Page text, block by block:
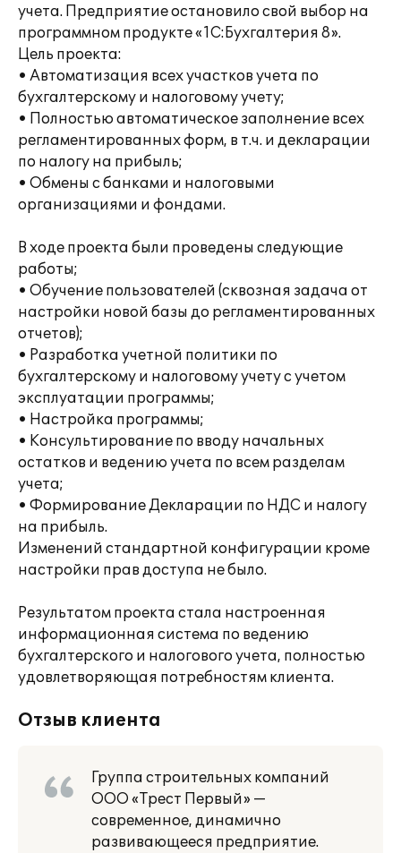
учета. Предприятие остановило свой выбор на
программном продукте «1C:Бухгалтерия 8».
Цель проекта:
• Автоматизация всех участков учета по
бухгалтерскому и налоговому учету;
• Полностью автоматическое заполнение всех
регламентированных форм, в т.ч. и декларации
по налогу на прибыль;
• Обмены с банками и налоговыми
организациями и фондами.
В ходе проекта были проведены следующие
работы;
• Обучение пользователей (сквозная задача от
настройки новой базы до регламентированных
отчетов);
• Разработка учетной политики по
бухгалтерскому и налоговому учету с учетом
эксплуатации программы;
• Настройка программы;
• Консультирование по вводу начальных
остатков и ведению учета по всем разделам
учета;
• Формирование Декларации по НДС и налогу
на прибыль.
Изменений стандартной конфигурации кроме
настройки прав доступа не было.
Результатом проекта стала настроенная
информационная система по ведению
бухгалтерского и налогового учета, полностью
удовлетворяющая потребностям клиента.
Отзыв клиента
Группа строительных компаний
ООО «Трест Первый» —
современное, динамично
развивающееся предприятие.